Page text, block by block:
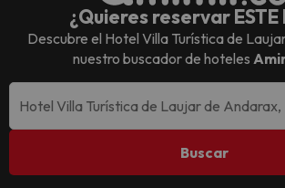
¿Quieres reservar
Descubre el Hotel Villa Turística de
nuestro buscador de hoteles
Buscar